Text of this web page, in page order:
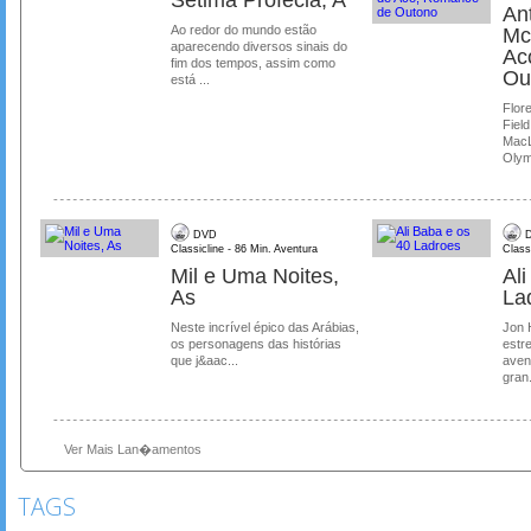
Ao redor do mundo estão
aparecendo diversos sinais do
fim dos tempos, assim como
está ...
DVD
Classicline - 86 Min. Aventura
Mil e Uma Noites,
As
Neste incrível épico das Arábias,
os personagens das histórias
que j&aac...
Ali
Jon
Ver Mais Lan�amentos
TAGS